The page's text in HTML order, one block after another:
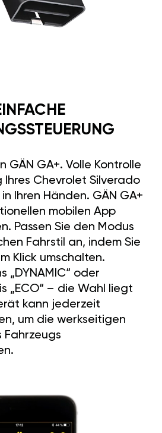
GÄN GA+. Volle Kontrolle
Ihres Chevrolet Silverado
Ihren Händen. GÄN GA+
mobilen App
Passen Sie den Modus
Fahrstil an, indem Sie
Klick umschalten.
„DYNAMIC“ oder
„ECO“ – die Wahl liegt
kann jederzeit
um die werkseitigen
Fahrzeugs